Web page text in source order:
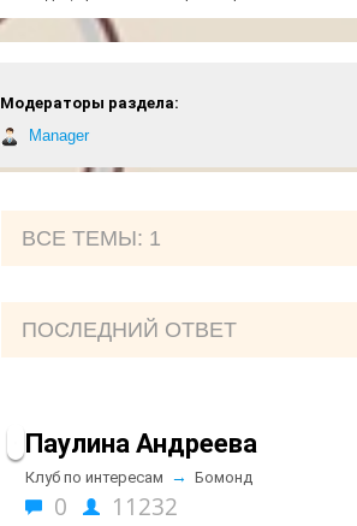
Модераторы раздела:
Manager
ВCE ТЕМЫ: 1
ПОСЛЕДНИЙ ОТВЕТ
Паулина Андреева
Клуб по интересам → Бомонд
0 11232